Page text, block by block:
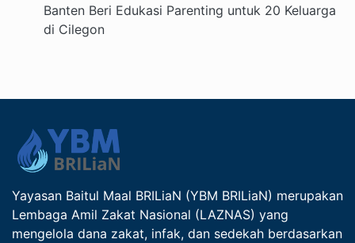
Banten Beri Edukasi Parenting untuk 20 Keluarga
di Cilegon
Yayasan Baitul Maal BRILiaN (YBM BRILiaN) merupakan
Lembaga Amil Zakat Nasional (LAZNAS) yang
mengelola dana zakat, infak, dan sedekah berdasarkan